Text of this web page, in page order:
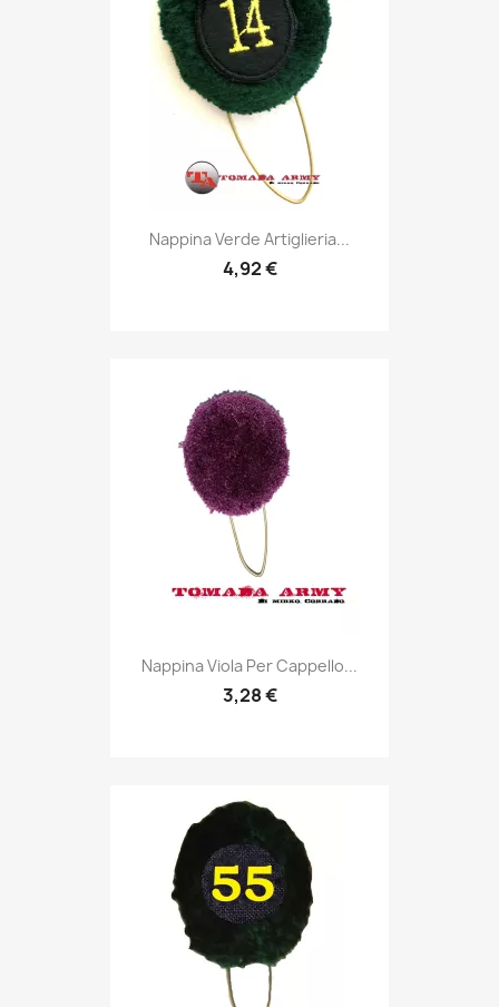
Anteprima
Nappina Verde Artiglieria...
4,92 €
Anteprima
Nappina Viola Per Cappello...
3,28 €